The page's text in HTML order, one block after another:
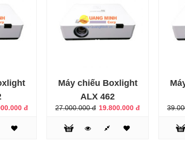
Máy chiếu Boxlight KTX600
36.500.000 đ 30.000.000 đ
đ
Máy chiếu Boxlight
ALX 462
27.000.000 đ 19.800.000 đ